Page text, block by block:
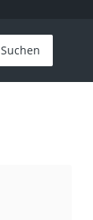
Suchen